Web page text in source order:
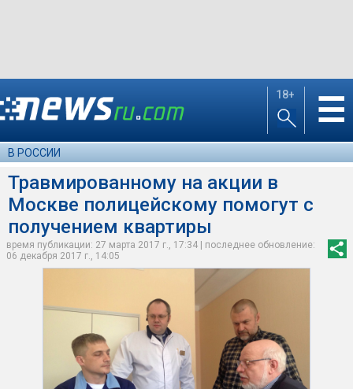
18+ ☰
В РОССИИ
Травмированному на акции в
Москве полицейскому помогут с
получением квартиры
время публикации: 27 марта 2017 г., 17:34 | последнее обновление:
06 декабря 2017 г., 14:05